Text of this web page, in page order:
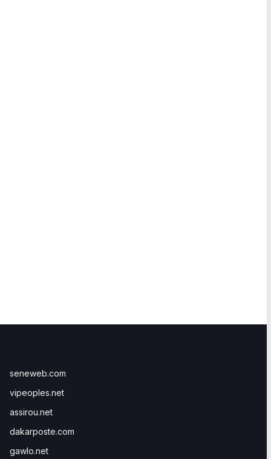
seneweb.com
vipeoples.net
assirou.net
dakarposte.com
gawlo.net